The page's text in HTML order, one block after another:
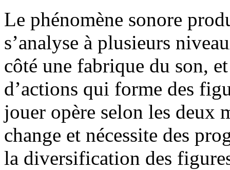
Le phénomène sonore
s’analyse à plusieurs
côté une fabrique du son,
d’actions qui forme des
jouer opère selon les deux
change et nécessite des
la diversification des